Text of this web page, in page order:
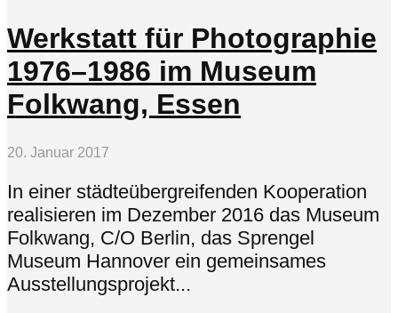
Werkstatt für Photographie
1976–1986 im Museum
Folkwang, Essen
20. Januar 2017
In einer städteübergreifenden Kooperation
realisieren im Dezember 2016 das Museum
Folkwang, C/O Berlin, das Sprengel
Museum Hannover ein gemeinsames
Ausstellungsprojekt...